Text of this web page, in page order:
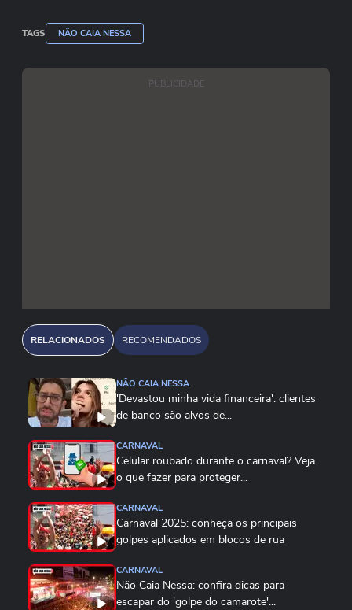
TAGS NÃO CAIA NESSA
PUBLICIDADE
RELACIONADOS RECOMENDADOS
NÃO CAIA NESSA
'Devastou minha vida financeira': clientes
de banco são alvos de...
CARNAVAL
Celular roubado durante o carnaval? Veja
o que fazer para proteger...
CARNAVAL
Carnaval 2025: conheça os principais
golpes aplicados em blocos de rua
CARNAVAL
Não Caia Nessa: confira dicas para
escapar do 'golpe do camarote'...